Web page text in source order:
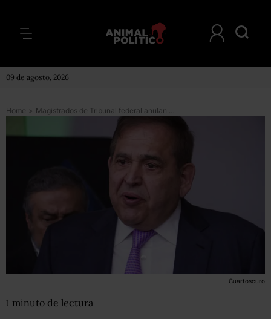
09 de agosto, 2026
Home > Magistrados de Tribunal federal anulan orden de aprehensión contra propietario de Altos Hornos
Cuartoscuro
1 minuto de lectura